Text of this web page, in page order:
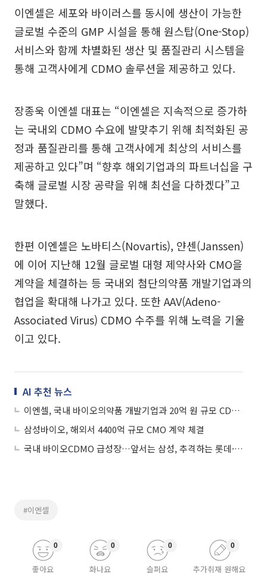
이엔셀은 세포와 바이러스를 동시에 생산이 가능한
글로벌 수준의 GMP 시설을 통해 원스탑(One-Stop)
서비스와 함께 차별화된 생산 및 품질관리 시스템을
통해 고객사에게 CDMO 솔루션을 제공하고 있다.
장종욱 이엔셀 대표는 “이엔셀은 지속적으로 증가하
는 국내외 CDMO 수요에 발맞추기 위해 최적화된 공
정과 품질관리를 통해 고객사에게 최상의 서비스를
제공하고 있다”며 “향후 해외기업과의 파트너십을 구
축해 글로벌 시장 공략을 위해 최선을 다하겠다”고
말했다.
한편 이엔셀은 노바티스(Novartis), 얀센(Janssen)
에 이어 지난해 12월 글로벌 대형 제약사와 CMO을
계약을 체결하는 등 국내외 첨단의약품 개발기업과의
협업을 확대해 나가고 있다. 또한 AAV(Adeno-
Associated Virus) CDMO 수주를 위해 노력을 기울
이고 있다.
AI 추천 뉴스
이엔셀, 국내 바이오의약품 개발기업과 20억 원 규모 CDMO 계약
삼성바이오, 해외서 4400억 규모 CMO 계약 체결
국내 바이오CDMO 급성장…앞서는 삼성, 추격하는 롯데·셀트
#이엔셀
좋아요
0
화나요
0
슬퍼요
0
추가취재 원해요
0